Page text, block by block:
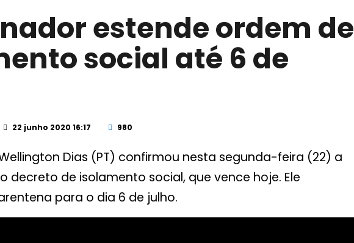
estende ordem de
social até 6 de
22 junho 2020 16:17 980
Dias (PT) confirmou nesta segunda-feira (22) a
decreto de isolamento social, que vence hoje. Ele
para o dia 6 de julho.